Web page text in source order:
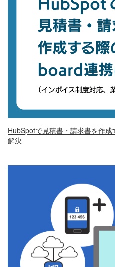
HubSpotで見積書・請求書を作
解決